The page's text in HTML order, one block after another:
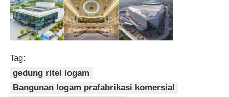
Gudang Struktur Baja
Struktur Baja Berat
Jembatan Struktur Baja
Tag:
gedung ritel logam
Bangunan logam prafabrikasi komersial